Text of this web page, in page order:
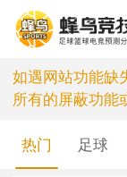
如遇网站功能缺
所有的屏蔽功能
热门 足球